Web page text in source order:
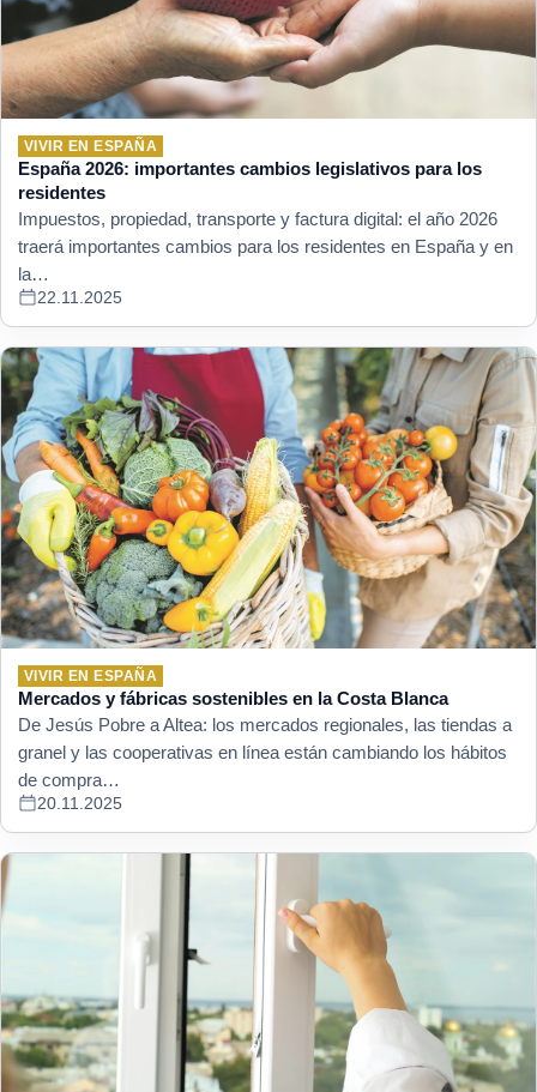
VIVIR EN ESPAÑA
España 2026: importantes cambios legislativos para los
residentes
Impuestos, propiedad, transporte y factura digital: el año 2026
traerá importantes cambios para los residentes en España y en
la…
22.11.2025
VIVIR EN ESPAÑA
Mercados y fábricas sostenibles en la Costa Blanca
De Jesús Pobre a Altea: los mercados regionales, las tiendas a
granel y las cooperativas en línea están cambiando los hábitos
de compra…
20.11.2025